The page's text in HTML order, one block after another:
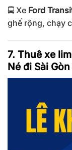
🚍 Xe Ford
ghế rộng, chạy
7. Thuê xe
Né đi Sài Gòn